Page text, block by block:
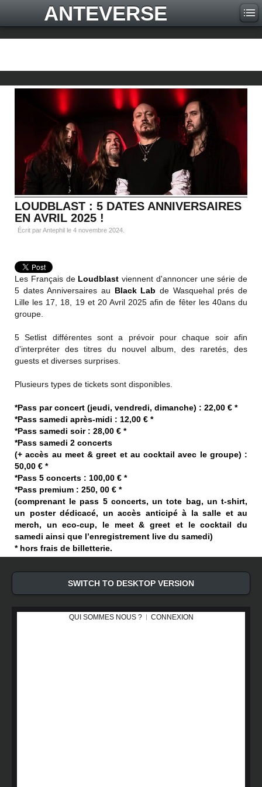
ANTEVERSE
LOUDBLAST : 5 DATES ANNIVERSAIRES
EN AVRIL 2025 !
Écrit par Antephil le 4 novembre 2024
Les Français de Loudblast viennent d'annoncer une série de
5 dates Anniversaires au Black Lab de Wasquehal prés de
Lille les 17, 18, 19 et 20 Avril 2025 afin de fêter les 40ans du
groupe.
5 Setlist différentes sont a prévoir pour chaque soir afin
d'interpréter des titres du nouvel album, des raretés, des
guests et diverses surprises.
Plusieurs types de tickets sont disponibles.
*Pass par concert (jeudi, vendredi, dimanche) : 22,00 € *
*Pass samedi après-midi : 12,00 € *
*Pass samedi soir : 28,00 € *
*Pass samedi 2 concerts
(+ accès au meet & greet et au cocktail avec le groupe) :
50,00 € *
*Pass 5 concerts : 100,00 € *
*Pass premium : 250, 00 € *
(comprenant le pass 5 concerts, un tote bag, un t-shirt,
un poster dédicacé, un accès anticipé à la salle et au
merch, un eco-cup, le meet & greet et le cocktail du
samedi ainsi que l’enregistrement live du samedi)
* hors frais de billetterie.
SWITCH TO DESKTOP VERSION
QUI SOMMES NOUS ? CONNEXION